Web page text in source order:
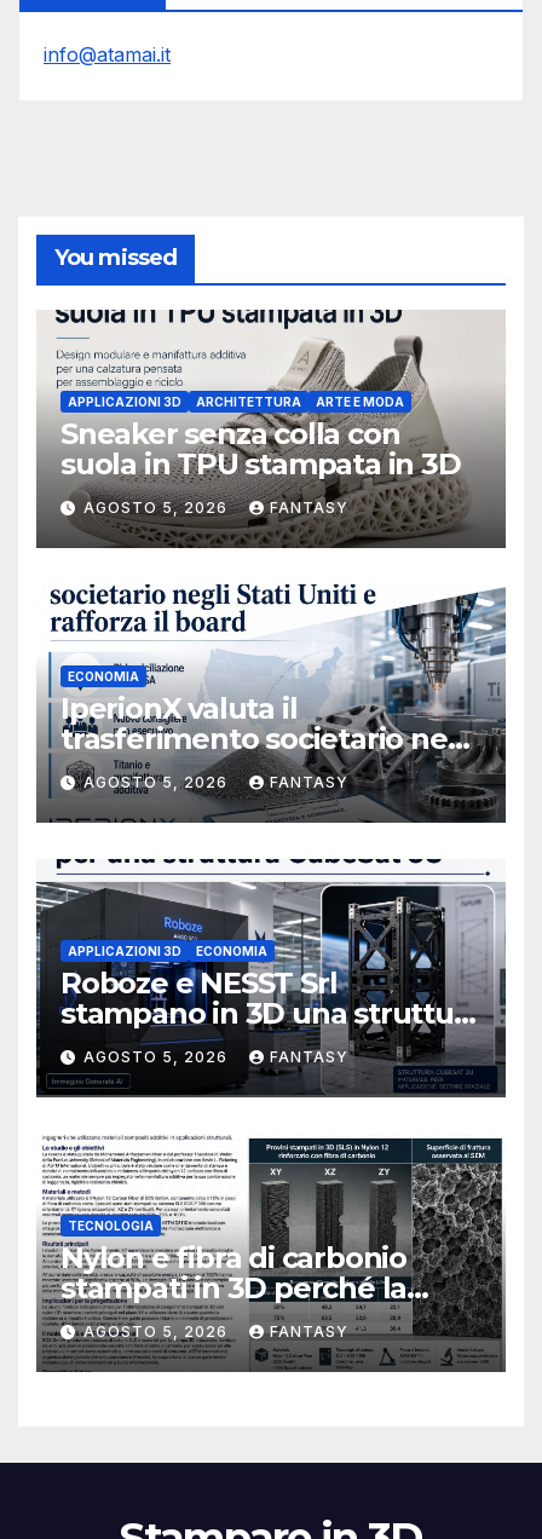
info@atamai.it
You missed
APPLICAZIONI 3D ARCHITETTURA ARTE E MODA
Sneaker senza colla con
suola in TPU stampata in 3D
AGOSTO 5, 2026 FANTASY
ECONOMIA
IperionX valuta il
trasferimento societario negli
Stati Uniti e rafforza il board,
ha nominato Michael J.
Loparco amministratore
indipendente non esecutivo
AGOSTO 5, 2026 FANTASY
APPLICAZIONI 3D ECONOMIA
Roboze e NESST Srl
stampano in 3D una struttura
CubeSat 3U in Carbon PEEK
AGOSTO 5, 2026 FANTASY
TECNOLOGIA
Nylon e fibra di carbonio
stampati in 3D perché la
resistenza agli urti dipende
dal processo
AGOSTO 5, 2026 FANTASY